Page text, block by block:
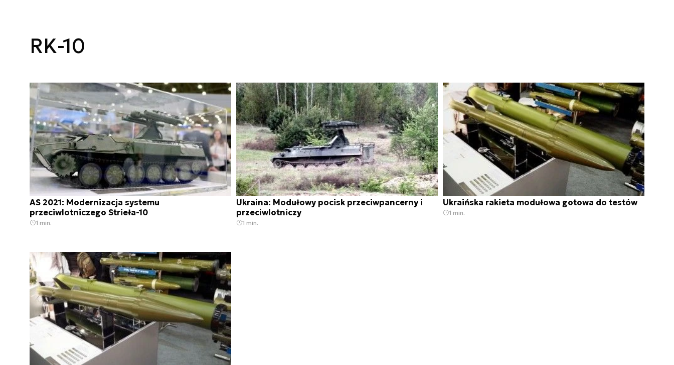
RK-10
AS 2021: Modernizacja systemu
przeciwlotniczego Strieła-10
1 min.
Ukraina: Modułowy pocisk przeciwpancerny i
przeciwlotniczy
1 min.
Ukraińska rakieta modułowa gotowa do testów
1 min.